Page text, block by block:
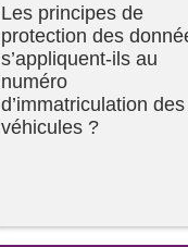
Les principes de
protection des
s’appliquent-ils au
numéro
d’immatriculation des
véhicules ?